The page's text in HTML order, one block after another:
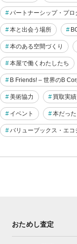
パートナーシップ・プロ
本と出会う場所
本のある空間づくり
本屋で働くわたしたち
B Friends! – 世界のB
美術協力 買取実績
イベント 本だった
バリューブックス・エコ
おためし査定